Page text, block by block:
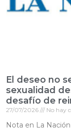
El deseo no
sexualidad
desafío de
27/07/2026 No hay
Nota en La